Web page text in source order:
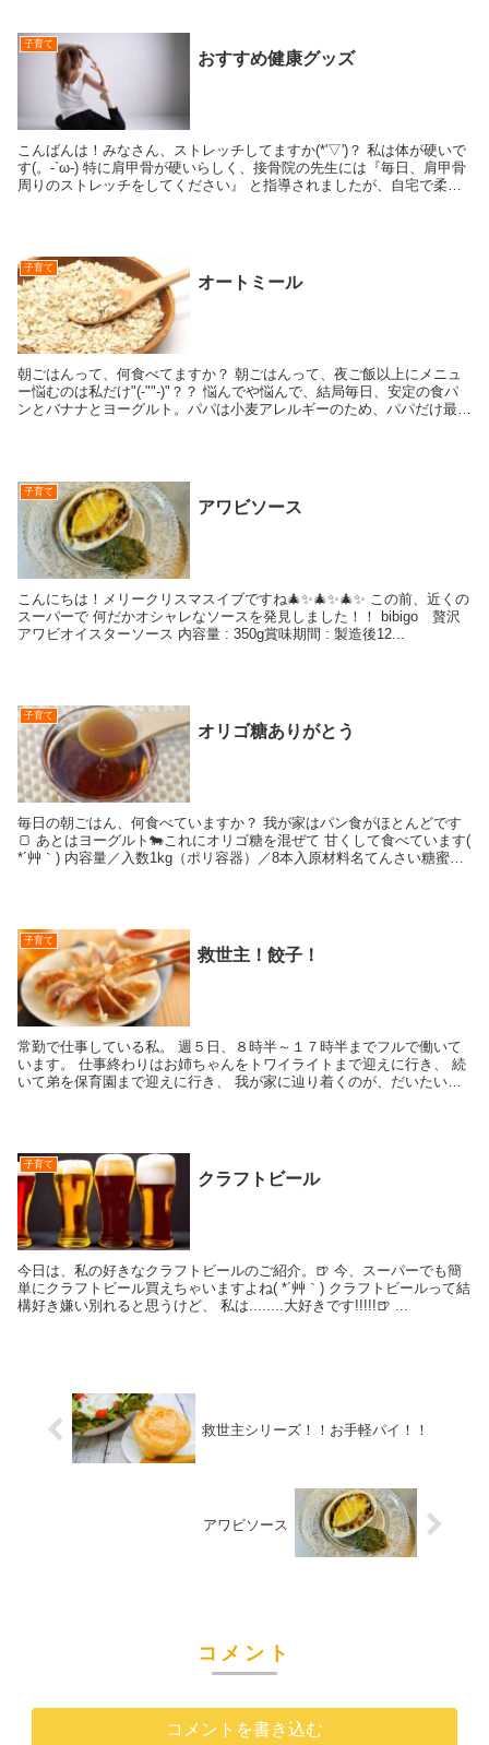
子育て
おすすめ健康グッズ
こんばんは！みなさん、ストレッチしてますか(*'▽')？ 私は体が硬いで
す(。-`ω-) 特に肩甲骨が硬いらしく、接骨院の先生には『毎日、肩甲骨
周りのストレッチをしてください』 と指導されましたが、自宅で柔軟
子育て
オートミール
朝ごはんって、何食べてますか？ 朝ごはんって、夜ご飯以上にメニュ
ー悩むのは私だけ"(-""-)"？？ 悩んでや悩んで、結局毎日、安定の食パ
ンとバナナとヨーグルト。パパは小麦アレルギーのため、パパだけ最近
子育て
アワビソース
こんにちは！メリークリスマスイブですね🎄✨🎄✨🎄✨ この前、近くの
スーパーで 何だかオシャレなソースを発見しました！！ bibigo 贅沢
アワビオイスターソース 内容量 : 350g賞味期間 : 製造後12...
子育て
オリゴ糖ありがとう
毎日の朝ごはん、何食べていますか？ 我が家はパン食がほとんどです
🍞 あとはヨーグルト🐄これにオリゴ糖を混ぜて 甘くして食べています(
*´艸｀) 内容量／入数1kg（ポリ容器）／8本入原材料名てんさい糖蜜
子育て
救世主！餃子！
常勤で仕事している私。 週５日、８時半～１７時半までフルで働いて
います。 仕事終わりはお姉ちゃんをトワイライトまで迎えに行き、 続
いて弟を保育園まで迎えに行き、 我が家に辿り着くのが、だいたいい
子育て
クラフトビール
今日は、私の好きなクラフトビールのご紹介。🍺 今、スーパーでも簡
単にクラフトビール買えちゃいますよね( *´艸｀) クラフトビールって結
構好き嫌い別れると思うけど、 私は........大好きです!!!!!🍺 ...
救世主シリーズ！！お手軽パイ！！
アワビソース
コメント
コメントを書き込む